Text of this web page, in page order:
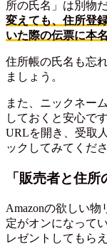
所の氏名」は別物
変えても、住所登
いた際の伝票に本
住所帳の氏名も忘
ましょう。
また、ニックネー
しておくと安心で
URLを開き、受取
ックしてみてくださ
「販売者と住
Amazonの欲しい
定がオンになって
レゼントしてもらえ